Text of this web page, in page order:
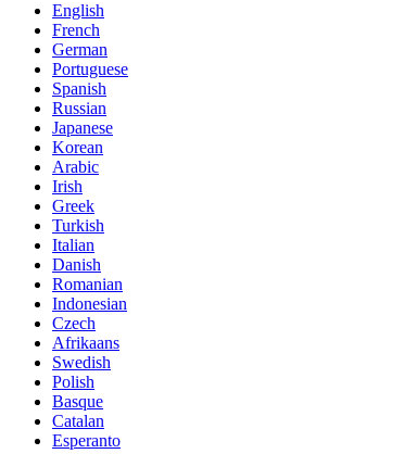
English
French
German
Portuguese
Spanish
Russian
Japanese
Korean
Arabic
Irish
Greek
Turkish
Italian
Danish
Romanian
Indonesian
Czech
Afrikaans
Swedish
Polish
Basque
Catalan
Esperanto